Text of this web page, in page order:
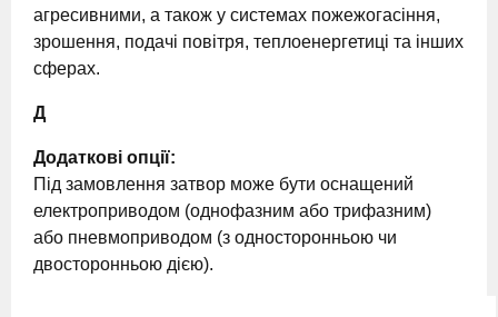
агресивними, а також у системах пожежогасіння,
зрошення, подачі повітря, теплоенергетиці та інших
сферах.
Д
Додаткові опції:
Під замовлення затвор може бути оснащений
електроприводом (однофазним або трифазним)
або пневмоприводом (з односторонньою чи
двосторонньою дією).